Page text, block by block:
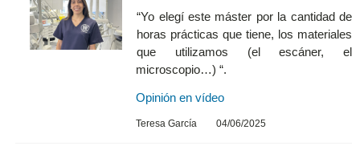
“Yo elegí este máster por la cantidad de
horas prácticas que tiene, los materiales
que utilizamos (el escáner, el
microscopio…) “.
Opinión en vídeo
Teresa García 04/06/2025